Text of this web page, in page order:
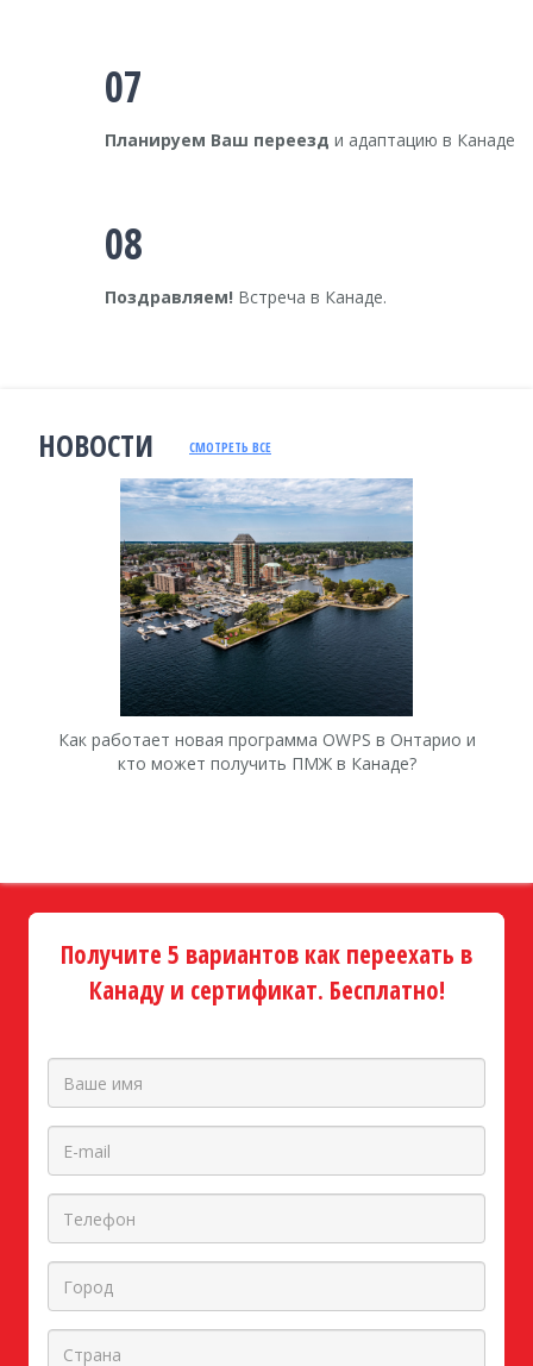
07
Планируем Ваш переезд и адаптацию в Канаде
08
Поздравляем! Встреча в Канаде.
НОВОСТИ СМОТРЕТЬ ВСЕ
Как работает новая программа OWPS в Онтарио и
кто может получить ПМЖ в Канаде?
Получите 5 вариантов как переехать в
Канаду и сертификат. Бесплатно!